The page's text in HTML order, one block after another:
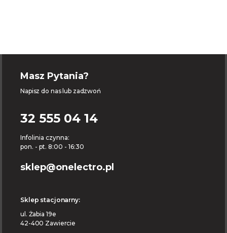
Masz Pytania?
Napisz do nas lub zadzwoń
32 555 04 14
Infolinia czynna:
pon. - pt. 8:00 - 16:30
sklep@onelectro.pl
Sklep stacjonarny:
ul. Żabia 19e
42-400 Zawiercie